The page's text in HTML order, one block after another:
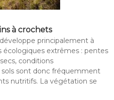
à crochets
principalement à
écologiques extrêmes : pentes
conditions
sont donc fréquemment
nutritifs. La végétation se